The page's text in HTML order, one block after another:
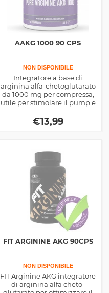
AAKG 1000 90 CPS
NON DISPONIBILE
Integratore a base di
arginina alfa-chetoglutarato
da 1000 mg per compressa,
utile per stimolare il pump e
la vasodiltazione durante il
workout. Integratore
utilizzato come
€13,99
FIT ARGININE AKG 90CPS
NON DISPONIBILE
FIT Arginine AKG integratore
di arginina alfa cheto-